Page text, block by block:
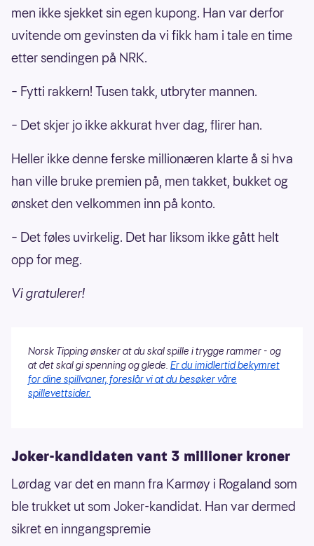
men ikke sjekket sin egen kupong. Han var derfor
uvitende om gevinsten da vi fikk ham i tale en time
etter sendingen på NRK.
– Fytti rakkern! Tusen takk, utbryter mannen.
– Det skjer jo ikke akkurat hver dag, flirer han.
Heller ikke denne ferske millionæren klarte å si hva
han ville bruke premien på, men takket, bukket og
ønsket den velkommen inn på konto.
– Det føles uvirkelig. Det har liksom ikke gått helt
opp for meg.
Vi gratulerer!
Norsk Tipping ønsker at du skal spille i trygge rammer - og
at det skal gi spenning og glede. Er du imidlertid bekymret
for dine spillvaner, foreslår vi at du besøker våre
spillevettsider.
Joker-kandidaten vant 3 millioner kroner
Lørdag var det en mann fra Karmøy i Rogaland som
ble trukket ut som Joker-kandidat. Han var dermed
sikret en inngangspremie